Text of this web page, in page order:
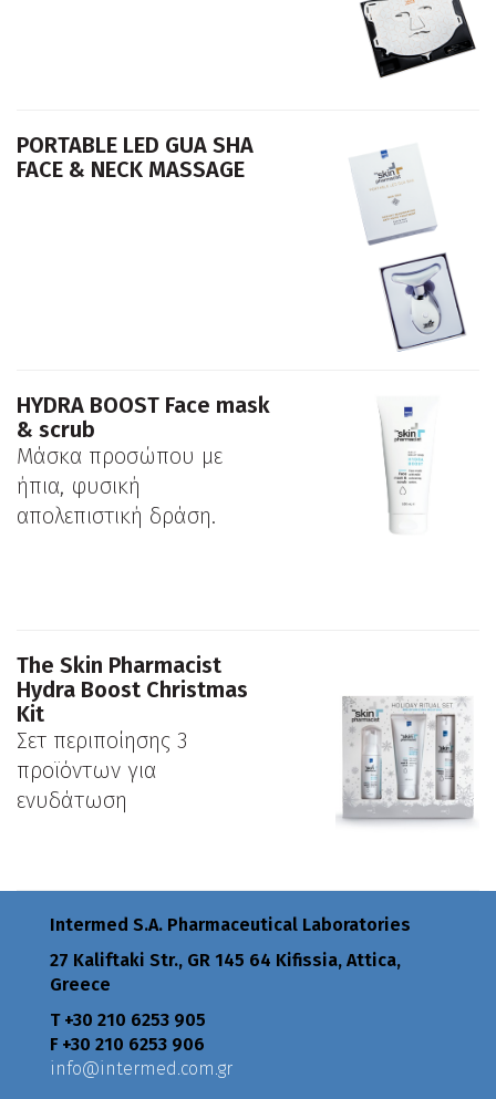
PORTABLE LED GUA SHA
FACE & NECK MASSAGE
HYDRA BOOST Face mask
& scrub
Μάσκα προσώπου με
ήπια, φυσική
απολεπιστική δράση.
The Skin Pharmacist
Hydra Boost Christmas
Kit
Σετ περιποίησης 3
προϊόντων για
ενυδάτωση
Intermed S.A. Pharmaceutical Laboratories
27 Kaliftaki Str., GR 145 64 Κifissia, Attica,
Greece
Τ +30 210 6253 905
F +30 210 6253 906
info@intermed.com.gr